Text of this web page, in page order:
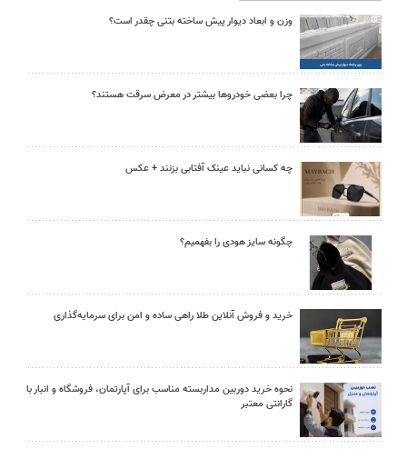
وزن و ابعاد دیوار پیش ساخته بتنی چقدر است؟
چرا بعضی خودروها بیشتر در معرض سرقت هستند؟
چه کسانی نباید عینک آفتابی بزنند + عکس
چگونه سایز هودی را بفهمیم؟
خرید و فروش آنلاین طلا راهی ساده و امن برای سرمایه‌گذاری
نحوه خرید دوربین مداربسته مناسب برای آپارتمان، فروشگاه و انبار با
گارانتی معتبر